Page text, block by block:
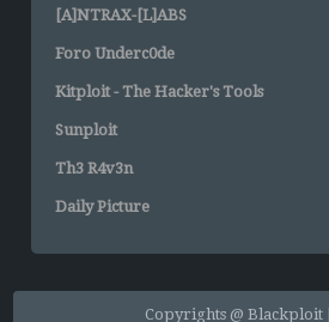
[A]NTRAX-[L]ABS
Foro Underc0de
Kitploit - The Hacker's Tools
Sunploit
Th3 R4v3n
Daily Picture
Copyrights @ Blackploit